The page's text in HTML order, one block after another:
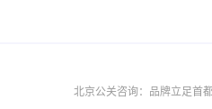
北京公关咨询：品牌立足首